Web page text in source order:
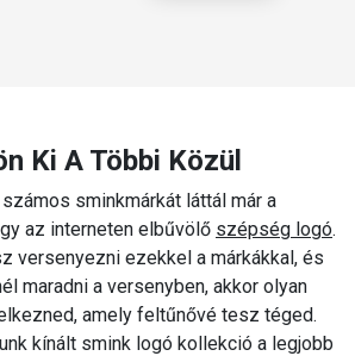
Ki A Többi Közül
sminkmárkát láttál már a
az interneten elbűvölő szépség logó.
versenyezni ezekkel a márkákkal, és
maradni a versenyben, akkor olyan
amely feltűnővé tesz téged.
kínált smink logó kollekció a legjobb